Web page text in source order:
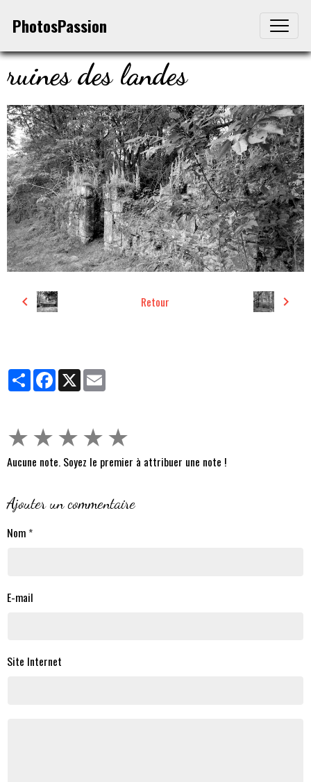
PhotosPassion
ruines des landes
Retour
PartagerFacebook
X
★★★★★
Aucune note. Soyez le premier à attribuer une note !
Ajouter un commentaire
Nom
E-mail
Site Internet